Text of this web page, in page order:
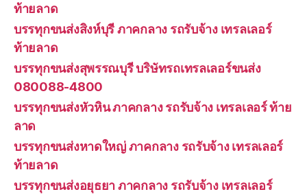
ท้ายลาด
บรรทุกขนส่งสิงห์บุรี ภาคกลาง รถรับจ้าง เทรลเลอร์
ท้ายลาด
บรรทุกขนส่งสุพรรณบุรี บริษัทรถเทรลเลอร์ขนส่ง
080088-4800
บรรทุกขนส่งหัวหิน ภาคกลาง รถรับจ้าง เทรลเลอร์ ท้าย
ลาด
บรรทุกขนส่งหาดใหญ่ ภาคกลาง รถรับจ้าง เทรลเลอร์
ท้ายลาด
บรรทุกขนส่งอยุธยา ภาคกลาง รถรับจ้าง เทรลเลอร์